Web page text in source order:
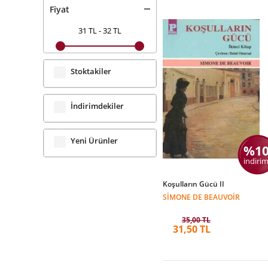
Fiyat
31 TL-32 TL
Stoktakiler
İndirimdekiler
Yeni Ürünler
Koşulların Gücü II
SIMONE DE BEAUVOIR
35,00 TL
31,50 TL